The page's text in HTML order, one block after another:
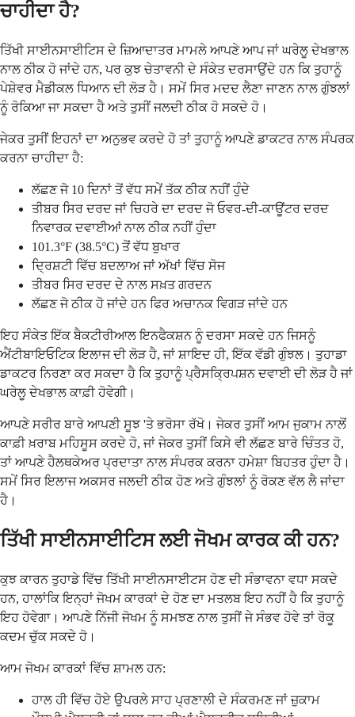
ਚਾਹੀਦਾ ਹੈ?
ਤਿੱਖੀ ਸਾਈਨਸਾਈਟਿਸ ਦੇ ਜ਼ਿਆਦਾਤਰ ਮਾਮਲੇ ਆਪਣੇ ਆਪ ਜਾਂ ਘਰੇਲੂ ਦੇਖਭਾਲ
ਨਾਲ ਠੀਕ ਹੋ ਜਾਂਦੇ ਹਨ, ਪਰ ਕੁਝ ਚੇਤਾਵਨੀ ਦੇ ਸੰਕੇਤ ਦਰਸਾਉਂਦੇ ਹਨ ਕਿ ਤੁਹਾਨੂੰ
ਪੇਸ਼ੇਵਰ ਮੈਡੀਕਲ ਧਿਆਨ ਦੀ ਲੋੜ ਹੈ। ਸਮੇਂ ਸਿਰ ਮਦਦ ਲੈਣਾ ਜਾਣਨ ਨਾਲ ਗੁੰਝਲਾਂ
ਨੂੰ ਰੋਕਿਆ ਜਾ ਸਕਦਾ ਹੈ ਅਤੇ ਤੁਸੀਂ ਜਲਦੀ ਠੀਕ ਹੋ ਸਕਦੇ ਹੋ।
ਜੇਕਰ ਤੁਸੀਂ ਇਹਨਾਂ ਦਾ ਅਨੁਭਵ ਕਰਦੇ ਹੋ ਤਾਂ ਤੁਹਾਨੂੰ ਆਪਣੇ ਡਾਕਟਰ ਨਾਲ ਸੰਪਰਕ
ਕਰਨਾ ਚਾਹੀਦਾ ਹੈ:
ਲੱਛਣ ਜੋ 10 ਦਿਨਾਂ ਤੋਂ ਵੱਧ ਸਮੇਂ ਤੱਕ ਠੀਕ ਨਹੀਂ ਹੁੰਦੇ
ਤੀਬਰ ਸਿਰ ਦਰਦ ਜਾਂ ਚਿਹਰੇ ਦਾ ਦਰਦ ਜੋ ਓਵਰ-ਦੀ-ਕਾਊਂਟਰ ਦਰਦ
ਨਿਵਾਰਕ ਦਵਾਈਆਂ ਨਾਲ ਠੀਕ ਨਹੀਂ ਹੁੰਦਾ
101.3°F (38.5°C) ਤੋਂ ਵੱਧ ਬੁਖਾਰ
ਦ੍ਰਿਸ਼ਟੀ ਵਿੱਚ ਬਦਲਾਅ ਜਾਂ ਅੱਖਾਂ ਵਿੱਚ ਸੋਜ
ਤੀਬਰ ਸਿਰ ਦਰਦ ਦੇ ਨਾਲ ਸਖ਼ਤ ਗਰਦਨ
ਲੱਛਣ ਜੋ ਠੀਕ ਹੋ ਜਾਂਦੇ ਹਨ ਫਿਰ ਅਚਾਨਕ ਵਿਗੜ ਜਾਂਦੇ ਹਨ
ਇਹ ਸੰਕੇਤ ਇੱਕ ਬੈਕਟੀਰੀਆਲ ਇਨਫੈਕਸ਼ਨ ਨੂੰ ਦਰਸਾ ਸਕਦੇ ਹਨ ਜਿਸਨੂੰ
ਐਂਟੀਬਾਇਓਟਿਕ ਇਲਾਜ ਦੀ ਲੋੜ ਹੈ, ਜਾਂ ਸ਼ਾਇਦ ਹੀ, ਇੱਕ ਵੱਡੀ ਗੁੰਝਲ। ਤੁਹਾਡਾ
ਡਾਕਟਰ ਨਿਰਣਾ ਕਰ ਸਕਦਾ ਹੈ ਕਿ ਤੁਹਾਨੂੰ ਪ੍ਰੈਸਕ੍ਰਿਪਸ਼ਨ ਦਵਾਈ ਦੀ ਲੋੜ ਹੈ ਜਾਂ
ਘਰੇਲੂ ਦੇਖਭਾਲ ਕਾਫ਼ੀ ਹੋਵੇਗੀ।
ਆਪਣੇ ਸਰੀਰ ਬਾਰੇ ਆਪਣੀ ਸੂਝ 'ਤੇ ਭਰੋਸਾ ਰੱਖੋ। ਜੇਕਰ ਤੁਸੀਂ ਆਮ ਜੁਕਾਮ ਨਾਲੋਂ
ਕਾਫ਼ੀ ਖ਼ਰਾਬ ਮਹਿਸੂਸ ਕਰਦੇ ਹੋ, ਜਾਂ ਜੇਕਰ ਤੁਸੀਂ ਕਿਸੇ ਵੀ ਲੱਛਣ ਬਾਰੇ ਚਿੰਤਤ ਹੋ,
ਤਾਂ ਆਪਣੇ ਹੈਲਥਕੇਅਰ ਪ੍ਰਦਾਤਾ ਨਾਲ ਸੰਪਰਕ ਕਰਨਾ ਹਮੇਸ਼ਾ ਬਿਹਤਰ ਹੁੰਦਾ ਹੈ।
ਸਮੇਂ ਸਿਰ ਇਲਾਜ ਅਕਸਰ ਜਲਦੀ ਠੀਕ ਹੋਣ ਅਤੇ ਗੁੰਝਲਾਂ ਨੂੰ ਰੋਕਣ ਵੱਲ ਲੈ ਜਾਂਦਾ
ਹੈ।
ਤਿੱਖੀ ਸਾਈਨਸਾਈਟਿਸ ਲਈ ਜੋਖਮ ਕਾਰਕ ਕੀ ਹਨ?
ਕੁਝ ਕਾਰਨ ਤੁਹਾਡੇ ਵਿੱਚ ਤਿੱਖੀ ਸਾਈਨਸਾਈਟਸ ਹੋਣ ਦੀ ਸੰਭਾਵਨਾ ਵਧਾ ਸਕਦੇ
ਹਨ, ਹਾਲਾਂਕਿ ਇਨ੍ਹਾਂ ਜੋਖਮ ਕਾਰਕਾਂ ਦੇ ਹੋਣ ਦਾ ਮਤਲਬ ਇਹ ਨਹੀਂ ਹੈ ਕਿ ਤੁਹਾਨੂੰ
ਇਹ ਹੋਵੇਗਾ। ਆਪਣੇ ਨਿੱਜੀ ਜੋਖਮ ਨੂੰ ਸਮਝਣ ਨਾਲ ਤੁਸੀਂ ਜੇ ਸੰਭਵ ਹੋਵੇ ਤਾਂ ਰੋਕੂ
ਕਦਮ ਚੁੱਕ ਸਕਦੇ ਹੋ।
ਆਮ ਜੋਖਮ ਕਾਰਕਾਂ ਵਿੱਚ ਸ਼ਾਮਲ ਹਨ:
ਹਾਲ ਹੀ ਵਿੱਚ ਹੋਏ ਉਪਰਲੇ ਸਾਹ ਪ੍ਰਣਾਲੀ ਦੇ ਸੰਕਰਮਣ ਜਾਂ ਜ਼ੁਕਾਮ